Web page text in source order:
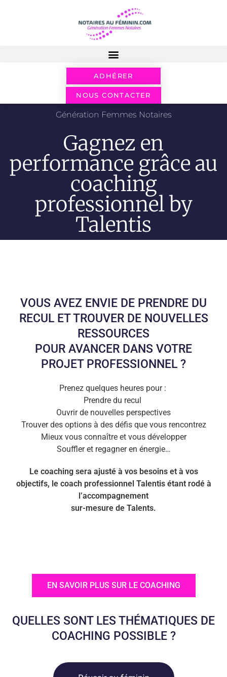
ADHÉRER
NOUS CONTACTER
Génération Femmes Notaires
Gagnez en
performance grâce au
coaching
professionnel by
Talentis
VOUS AVEZ ENVIE DE PRENDRE DU
RECUL ET TROUVER DE NOUVELLES
RESSOURCES
POUR AVANCER DANS VOTRE
PROJET PROFESSIONNEL ?
Prenez quelques heures pour :
Prendre du recul
Ouvrir de nouvelles perspectives
Trouver des options à des défis que vous rencontrez
Mieux vous connaître et vous développer
Souffler et regagner en énergie…
Le coaching sera ajusté à vos besoins et à vos
objectifs, le coach professionnel Talentis étant rodé à
l’accompagnement
sur-mesure de Talents.
EN SAVOIR PLUS SUR LE COACHING
QUELLES SONT LES THÉMATIQUES DE
COACHING POSSIBLE ?